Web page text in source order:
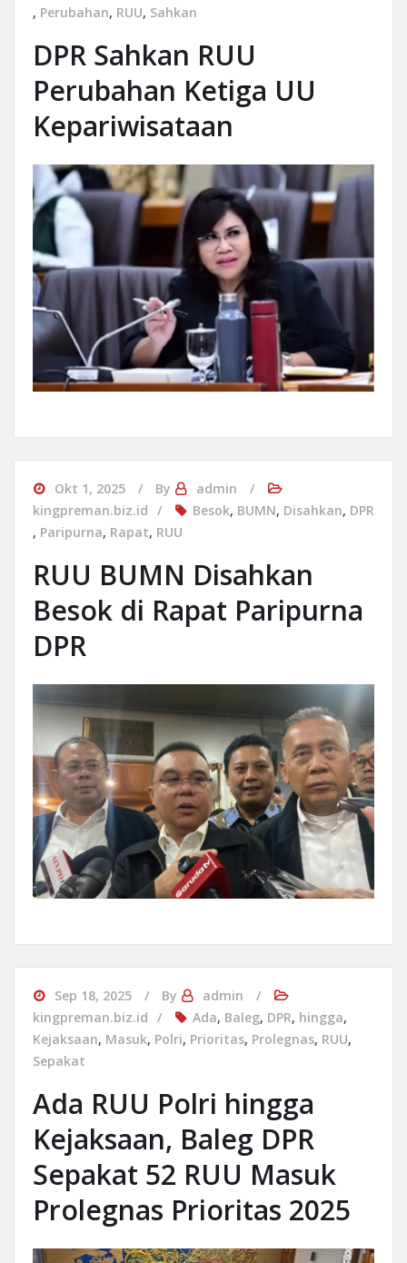
, Perubahan, RUU, Sahkan
DPR Sahkan RUU
Perubahan Ketiga UU
Kepariwisataan
Okt 1, 2025 By
admin
kingpreman.biz.id
Besok, BUMN, Disahkan, DPR
, Paripurna, Rapat, RUU
RUU BUMN Disahkan
Besok di Rapat Paripurna
DPR
Sep 18, 2025 By
admin
kingpreman.biz.id
Ada, Baleg, DPR, hingga,
Kejaksaan, Masuk, Polri, Prioritas, Prolegnas, RUU,
Sepakat
Ada RUU Polri hingga
Kejaksaan, Baleg DPR
Sepakat 52 RUU Masuk
Prolegnas Prioritas 2025